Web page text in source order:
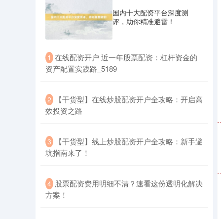
国内十大配资平台深度测
评，助你精准避雷！
1 ​在线配资开户 近一年股票配资：杠杆资金的
资产配置实践路_5189
2
​【干货型】在线炒股配资开户全攻略：开启高
效投资之路
3
​【干货型】线上炒股配资开户全攻略：新手避
坑指南来了！
4 ​股票配资费用明细不清？速看这份透明化解决
方案！